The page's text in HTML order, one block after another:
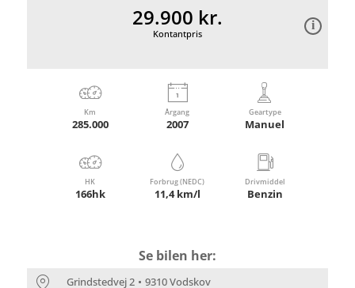
29.900 kr.
Kontantpris
Km
285.000
Årgang
2007
Geartype
Manuel
HK
166hk
Forbrug (NEDC)
11,4 km/l
Drivmiddel
Benzin
Se bilen her:
Grindstedvej 2 9310 Vodskov